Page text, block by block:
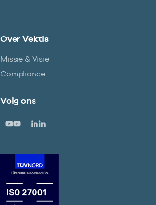
Over Vektis
Missie & Visie
Compliance
Volg ons